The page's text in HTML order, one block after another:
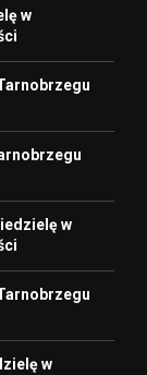
w
w
w